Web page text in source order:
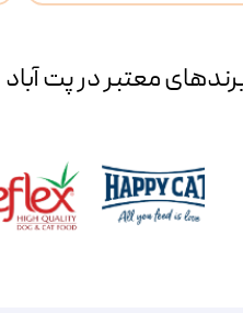
معتبر در پت آباد